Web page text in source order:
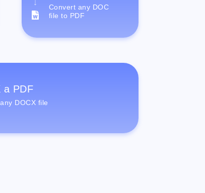
Convert any DOC
file to PDF
a PDF
DOCX file